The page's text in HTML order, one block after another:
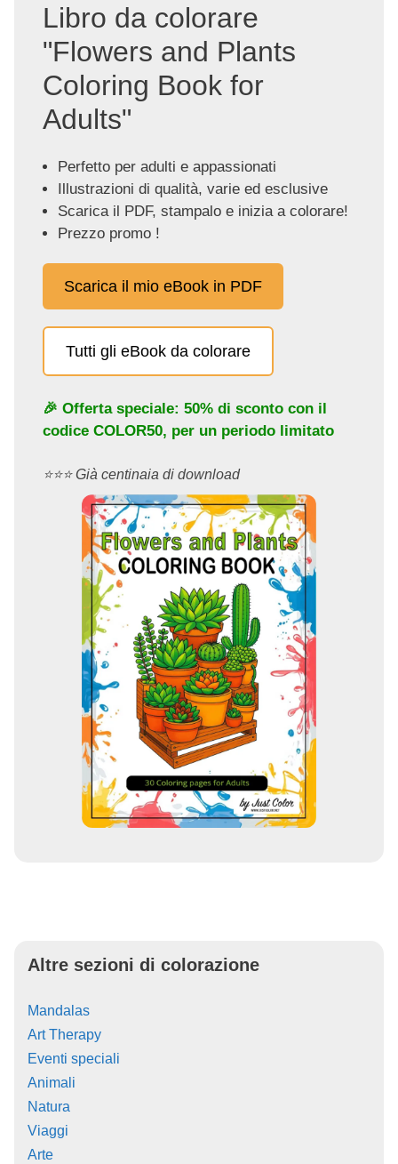
Libro da colorare
"Flowers and Plants
Coloring Book for
Adults"
Perfetto per adulti e appassionati
Illustrazioni di qualità, varie ed esclusive
Scarica il PDF, stampalo e inizia a colorare!
Prezzo promo !
Scarica il mio eBook in PDF
Tutti gli eBook da colorare
🎉 Offerta speciale: 50% di sconto con il
codice COLOR50, per un periodo limitato
⭐️⭐️⭐️ Già centinaia di download
Altre sezioni di colorazione
Mandalas
Art Therapy
Eventi speciali
Animali
Natura
Viaggi
Arte